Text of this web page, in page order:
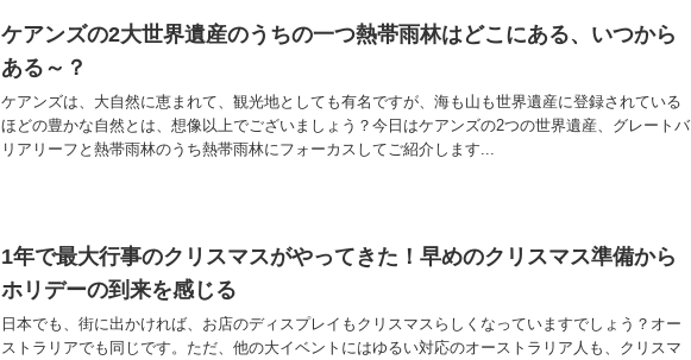
ケアンズの2大世界遺産のうちの一つ熱帯雨林はどこにある、いつから
ある～？
ケアンズは、大自然に恵まれて、観光地としても有名ですが、海も山も世界遺産に登録されている
ほどの豊かな自然とは、想像以上でございましょう？今日はケアンズの2つの世界遺産、グレートバ
リアリーフと熱帯雨林のうち熱帯雨林にフォーカスしてご紹介します...
1年で最大行事のクリスマスがやってきた！早めのクリスマス準備から
ホリデーの到来を感じる
日本でも、街に出かければ、お店のディスプレイもクリスマスらしくなっていますでしょう？オー
ストラリアでも同じです。ただ、他の大イベントにはゆるい対応のオーストラリア人も、クリスマ